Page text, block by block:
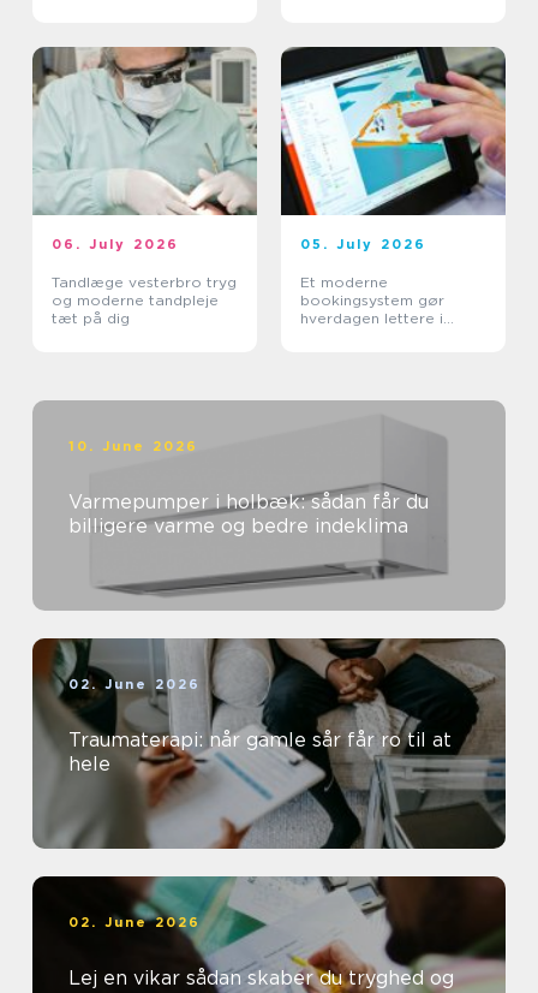
06. July 2026
Tandlæge vesterbro tryg
og moderne tandpleje
tæt på dig
05. July 2026
Et moderne
bookingsystem gør
hverdagen lettere i
10. June 2026
Varmepumper i holbæk: sådan får du
billigere varme og bedre indeklima
02. June 2026
Traumaterapi: når gamle sår får ro til at
hele
02. June 2026
Lej en vikar sådan skaber du tryghed og